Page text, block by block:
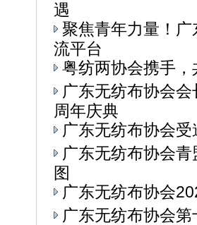
遇
聚焦青年力量！
流平台
粤纺两协会携手
广东无纺布协会
周年庆典
广东无纺布协会
广东无纺布协会
图
广东无纺布协会
广东无纺布协会